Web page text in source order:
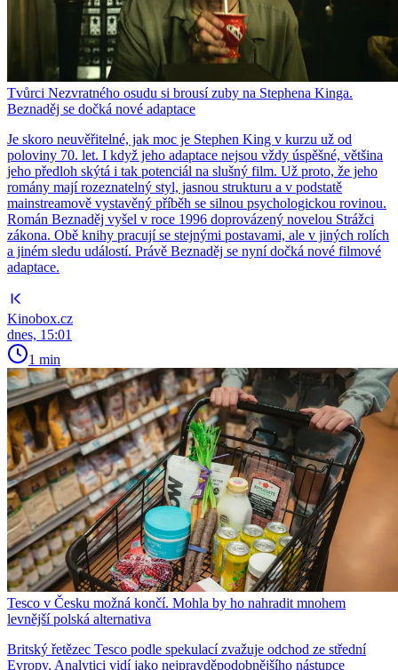
Tvůrci Nezvratného osudu si brousí zuby na Stephena Kinga.
Beznaděj se dočká nové adaptace
Je skoro neuvěřitelné, jak moc je Stephen King v kurzu už od
poloviny 70. let. I když jeho adaptace nejsou vždy úspěšné, většina
jeho předloh skýtá i tak potenciál na slušný film. Už proto, že jeho
romány mají rozeznatelný styl, jasnou strukturu a v podstatě
mainstreamově vystavěný příběh se silnou psychologickou rovinou.
Román Beznaděj vyšel v roce 1996 doprovázený novelou Strážci
zákona. Obě knihy pracují se stejnými postavami, ale v jiných rolích
a jiném sledu událostí. Právě Beznaděj se nyní dočká nové filmové
adaptace.
Kinobox.cz
dnes, 15:01
1 min
Tesco v Česku možná končí. Mohla by ho nahradit mnohem
levnější polská alternativa
Britský řetězec Tesco podle spekulací zvažuje odchod ze střední
Evropy. Analytici vidí jako nejpravděpodobnějšího nástupce